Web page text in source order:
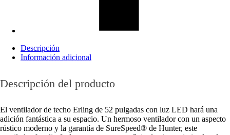
Descripción
Información adicional
Descripción del producto
El ventilador de techo Erling de 52 pulgadas con luz LED hará una
adición fantástica a su espacio. Un hermoso ventilador con un aspecto
rústico moderno y la garantía de SureSpeed® de Hunter, este